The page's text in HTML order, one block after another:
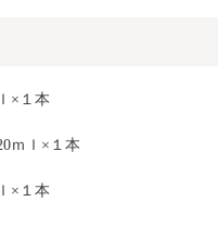
×１本
ｍｌ×１本
×１本